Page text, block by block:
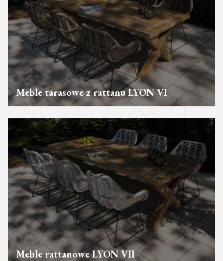
Meble tarasowe z rattanu LYON VI
Meble rattanowe LYON VII